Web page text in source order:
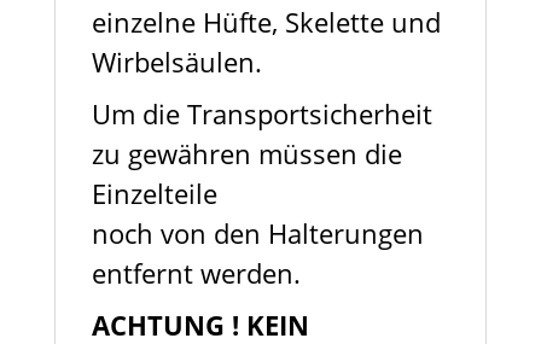
einzelne Hüfte, Skelette und
Wirbelsäulen.
Um die Transportsicherheit
zu gewähren müssen die
Einzelteile
noch von den Halterungen
entfernt werden.
ACHTUNG ! KEIN